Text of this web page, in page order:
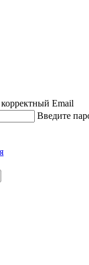
Email
Введите